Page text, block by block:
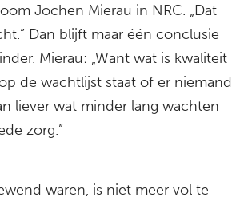
Jochen Mierau in NRC. „Dat
Dan blijft maar één conclusie
Mierau: „Want wat is kwaliteit
de wachtlijst staat of er niemand
liever wat minder lang wachten
zorg.”
waren, is niet meer vol te